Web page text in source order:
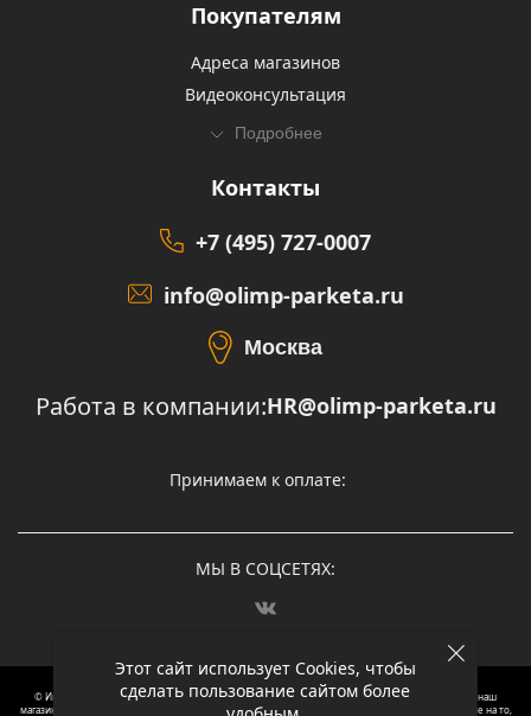
Этот сайт использует Cookies, чтобы
сделать пользование сайтом более
Покупателям
Адреса магазинов
Видеоконсультация
Подробнее
Контакты
+7 (495) 727-0007
info@olimp-parketa.ru
Москва
Работа в компании:HR@olimp-parketa.ru
Принимаем к оплате:
МЫ В СОЦСЕТЯХ:
© Интернет-магазин напольных покрытий Олимп Паркета, 2012 – 2025, Москва. Обращаясь в наш
магазин, вы даете согласие на обработку ваших персональных данных.
Oбращаем вaше внимaние нa то,